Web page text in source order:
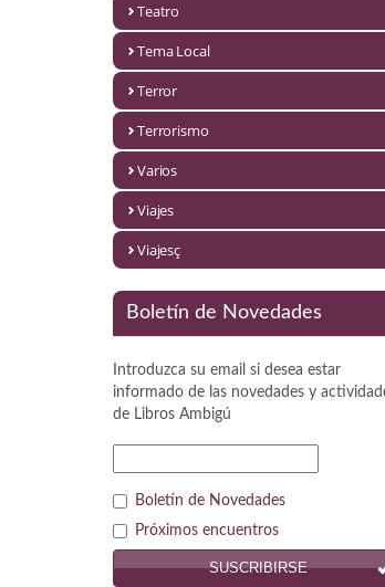
Papás, Mamás, Bebés…
Psicología. Educación
Segunda Guerra Mundial
Teatro
Tema Local
Terror
Terrorismo
Varios
Viajes
Viajesç
Boletín de Novedades
Introduzca su email si desea estar
informado de las novedades y
de Libros Ambigú
Boletín de Novedades
Próximos encuentros
SUSCRIBIRSE